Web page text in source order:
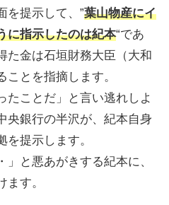
を提示して、”葉山物産にイ
に指示したのは紀本“であ
た金は石垣財務大臣（大和
とを指摘します。
たことだ」と言い逃れしよ
央銀行の半沢が、紀本自身
を提示します。
と悪あがきする紀本に、
す。